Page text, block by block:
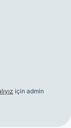
için admin